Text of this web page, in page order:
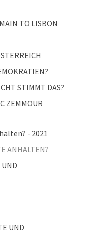
TO LISBON
STIMMT DAS?
ZEMMOUR
- 2021
ANHALTEN?
UND
UND